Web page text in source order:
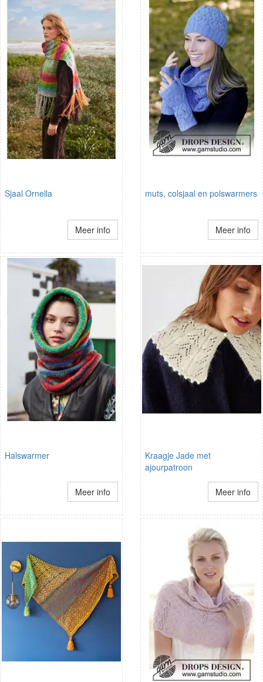
Sjaal Ornella
Meer info
muts, colsjaal en polswarmers
Meer info
Halswarmer
Meer info
Kraagje Jade met
ajourpatroon
Meer info